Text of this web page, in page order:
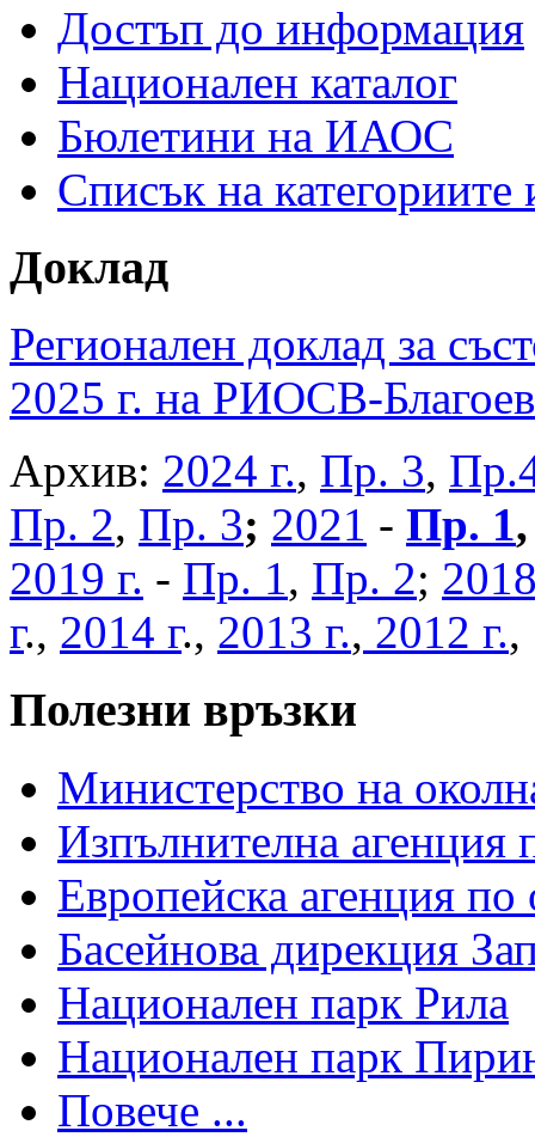
Достъп до информация
Национален каталог
Бюлетини на ИАОС
Списък на
Доклад
Регионален доклад за
2025 г. на РИОСВ-
Архив: 2024 г., Пр. 3,
Пр. 2, Пр. 3; 2021 - Пр. 1
2019 г. - Пр. 1, Пр. 2;
г., 2014 г., 2013 г., 2012 г.
Полезни връзки
Министерство на
Изпълнителна агенция
Европейска агенция по
Басейнова дирекция
Национален парк Рила
Национален парк
Повече ...